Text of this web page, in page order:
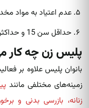
عدم اعتیاد به مواد
حداقل سن 15 و حداکثر 45 سال
پلیس زن چه کار
بانوان پلیس علاوه بر
زمینه‌های مختلفی مانند
زنانه، بازرسی بدنی و